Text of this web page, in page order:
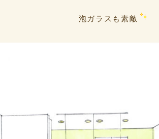
泡ガラスも素敵